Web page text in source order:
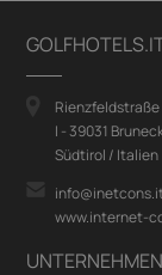
Rienzfeldstraße
I - 39031
Südtirol / Italien
www.internet-
UNTERNEHMEN